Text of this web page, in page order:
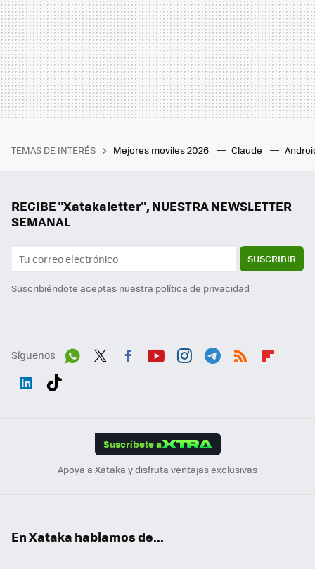
TEMAS DE INTERÉS Mejores moviles 2026 Claude
RECIBE "Xatakaletter", NUESTRA NEWSLETTER
SEMANAL
SUSCRIBIR
Suscribiéndote aceptas nuestra política de privacidad
Síguenos
Suscríbete a
Apoya a Xataka y disfruta ventajas exclusivas
En Xataka hablamos de...